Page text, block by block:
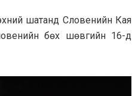
шатанд Словенийн Кая
бөх шөвгийн 16-д